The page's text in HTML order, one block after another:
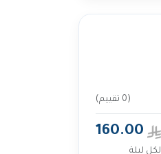
(0 تقييم)
160.00
لكل ليلة